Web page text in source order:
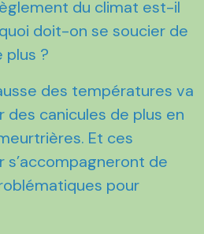
du climat est-il
doit-on se soucier de
plus ?
des températures va
canicules de plus en
Et ces
s’accompagneront de
pour